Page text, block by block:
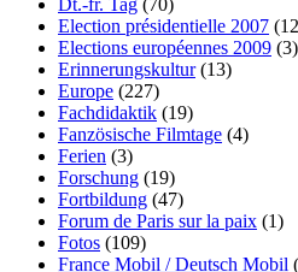
Dt.-fr. Tag (70)
Election présidentielle 2007
Elections européennes 2009 (3)
Erinnerungskultur(13)
Europe (227)
Fachdidaktik (19)
Fanzösische Filmtage (4)
Ferien (3)
Forschung (19)
Fortbildung (47)
Forum de Paris sur la paix (1)
Fotos (109)
France Mobil / Deutsch Mobil